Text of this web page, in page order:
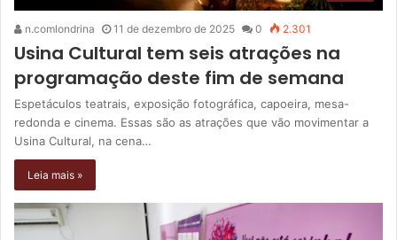
n.comlondrina 11 de dezembro de 2025 0 2.301
Usina Cultural tem seis atrações na
programação deste fim de semana
Espetáculos teatrais, exposição fotográfica, capoeira, mesa-
redonda e cinema. Essas são as atrações que vão movimentar a
Usina Cultural, na cena…
Leia mais »